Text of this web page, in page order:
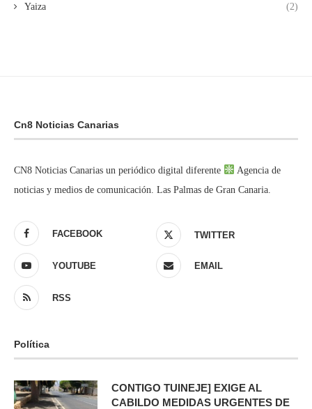
Yaiza (2)
Cn8 Noticias Canarias
CN8 Noticias Canarias un periódico digital diferente
Agencia de
noticias y medios de comunicación. Las Palmas de Gran Canaria.
FACEBOOK TWITTER
YOUTUBE EMAIL
RSS
Política
CONTIGO TUINEJE] EXIGE AL
CABILDO MEDIDAS URGENTES DE